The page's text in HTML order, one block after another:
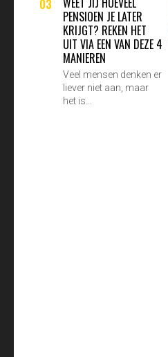
03
PENSIOEN JE LATER
KRIJGT? REKEN HET
UIT VIA EEN VAN DEZE 4
MANIEREN
Veel mensen denken er
liever niet aan, maar
het is…